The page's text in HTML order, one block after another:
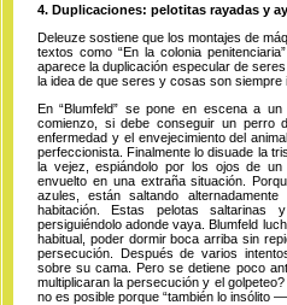
4. Duplicaciones: pelotitas rayadas y
Deleuze sostiene que los montajes de
textos como “En la colonia
aparece la duplicación especular de
la idea de que seres y cosas son siempre
En “Blumfeld” se pone en escena a
comienzo, si debe conseguir un perro
enfermedad y el envejecimiento del
perfeccionista. Finalmente lo disuade la
la vejez, espiándolo por los ojos de un
envuelto en una extraña situación.
azules, están saltando
habitación. Estas pelotas
persiguiéndolo adonde vaya. Blumfeld
habitual, poder dormir boca arriba sin
persecución. Después de varios
sobre su cama. Pero se detiene poco
multiplicaran la persecución y el
no es posible porque “también lo insólito